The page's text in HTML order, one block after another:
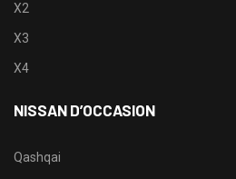
X2
X3
X4
NISSAN D’OCCASION
Qashqai